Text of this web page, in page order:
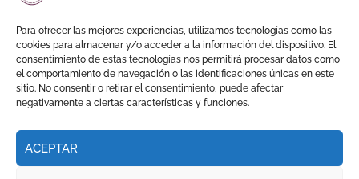
Para ofrecer las mejores experiencias, utilizamos tecnologías como las
cookies para almacenar y/o acceder a la información del dispositivo. El
consentimiento de estas tecnologías nos permitirá procesar datos como
el comportamiento de navegación o las identificaciones únicas en este
sitio. No consentir o retirar el consentimiento, puede afectar
negativamente a ciertas características y funciones.
ACEPTAR